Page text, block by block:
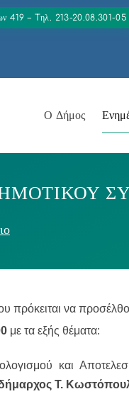
419 – Tηλ. 213-20.08.301-05
Ο Δήμος
πρόκειται να
με τα εξής θέματα:
και
Τ.